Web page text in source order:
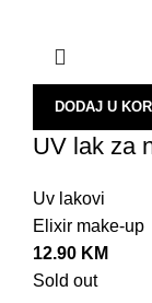
DODAJ U
UV lak za
Uv lakovi
Elixir make-up
12.90 KM
Sold out